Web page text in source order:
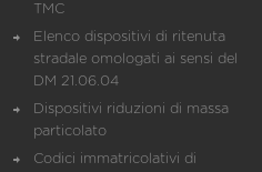
TMC
Elenco dispositivi di ritenuta
stradale omologati ai sensi del
DM 21.06.04
Dispositivi riduzioni di massa
particolato
Codici immatricolativi di